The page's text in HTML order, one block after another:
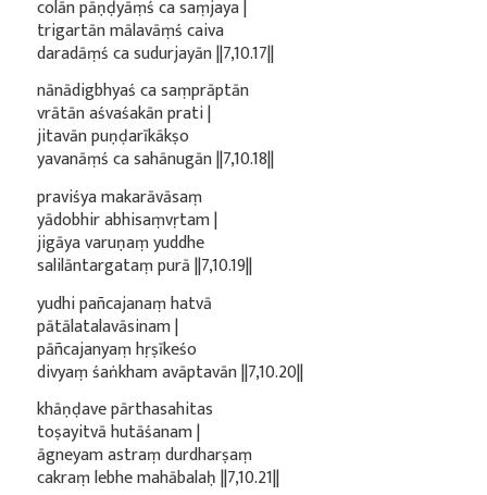
colān pāṇḍyāṃś ca saṃjaya |
trigartān mālavāṃś caiva
daradāṃś ca sudurjayān ||7,10.17||
nānādigbhyaś ca saṃprāptān
vrātān aśvaśakān prati |
jitavān puṇḍarīkākṣo
yavanāṃś ca sahānugān ||7,10.18||
praviśya makarāvāsaṃ
yādobhir abhisaṃvṛtam |
jigāya varuṇaṃ yuddhe
salilāntargataṃ purā ||7,10.19||
yudhi pañcajanaṃ hatvā
pātālatalavāsinam |
pāñcajanyaṃ hṛṣīkeśo
divyaṃ śaṅkham avāptavān ||7,10.20||
khāṇḍave pārthasahitas
toṣayitvā hutāśanam |
āgneyam astraṃ durdharṣaṃ
cakraṃ lebhe mahābalaḥ ||7,10.21||